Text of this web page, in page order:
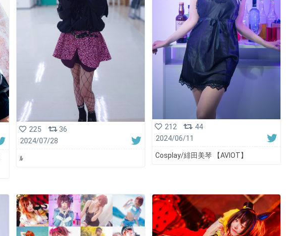
225
36
2024/07/28
ﾙ
212
44
2024/06/11
Cosplay/緋田美琴 【AVIOT】